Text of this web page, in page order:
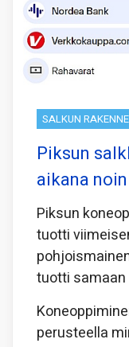
SALKUN RAKENNE
Piksun
aikana
Piksun
tuotti
tuotti samaan
perusteella